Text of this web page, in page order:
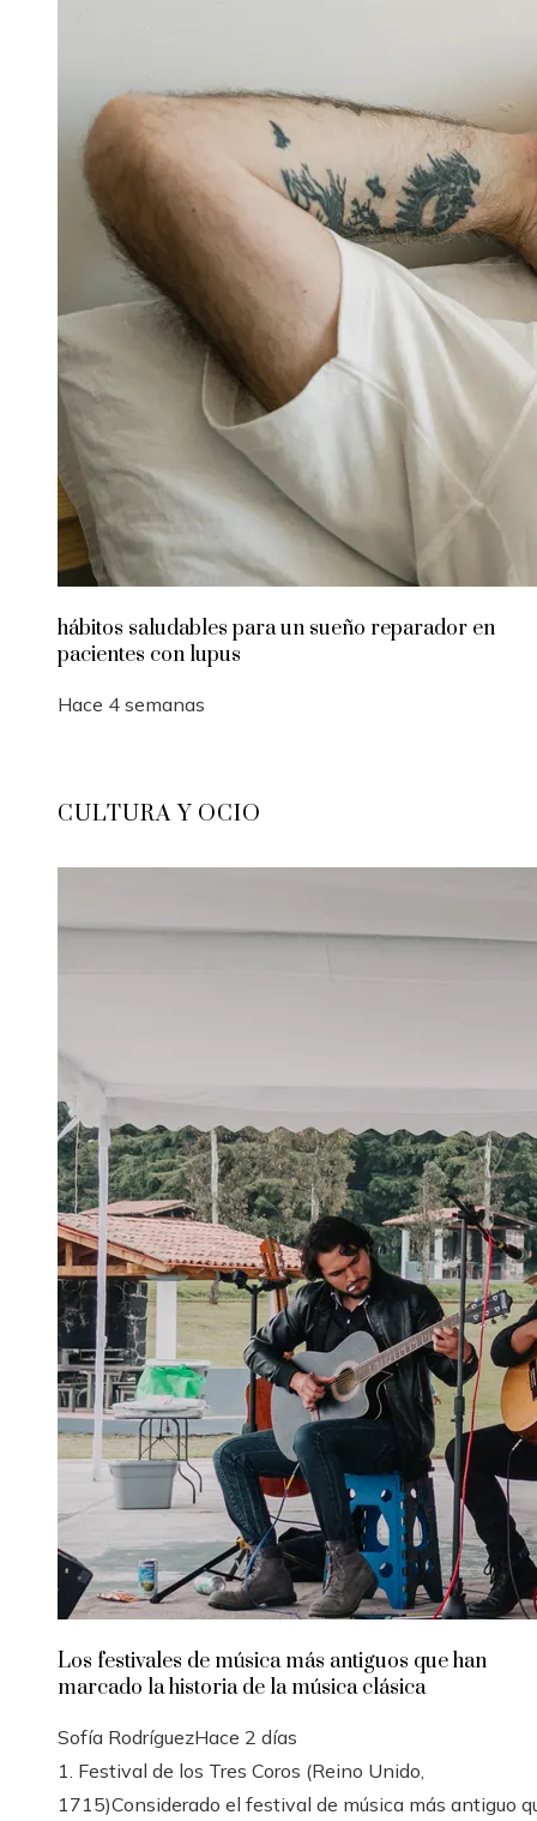
hábitos saludables para un sueño reparador en
pacientes con lupus
Hace 4 semanas
CULTURA Y OCIO
Los festivales de música más antiguos que han
marcado la historia de la música clásica
Sofía RodríguezHace 2 días
1. Festival de los Tres Coros (Reino Unido,
1715)Considerado el festival de música más antiguo